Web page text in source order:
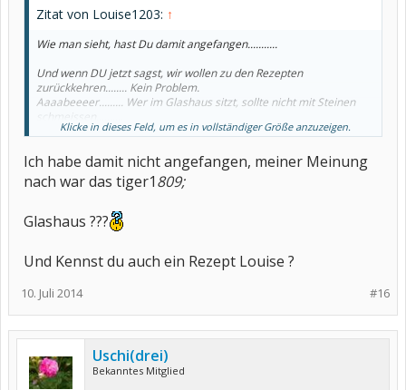
Zitat von Louise1203: ↑
Wie man sieht, hast Du damit angefangen...........
Und wenn DU jetzt sagst, wir wollen zu den Rezepten
zurückkehren........ Kein Problem.
Aaaabeeeer......... Wer im Glashaus sitzt, sollte nicht mit Steinen
schmeissen..........
Klicke in dieses Feld, um es in vollständiger Größe anzuzeigen.
Ich habe damit nicht angefangen, meiner Meinung
nach war das tiger1809;
Glashaus ???
Und Kennst du auch ein Rezept Louise ?
#16
10. Juli 2014
Uschi(drei)
Bekanntes Mitglied